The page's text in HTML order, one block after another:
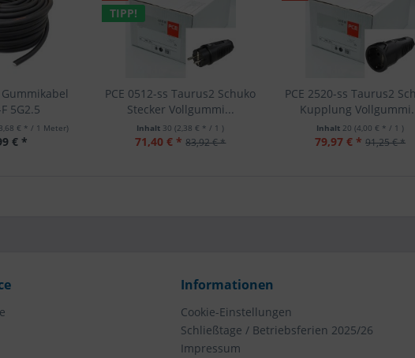
5G2.5
€ * / 1 Meter)
€ *
TIPP!
PCE 0512-ss Taurus2 Schuko
Stecker Vollgummi...
Inhalt 30(2,38 € * / 1 )
71,40 € * 83,92 € *
PCE 2520-ss Taurus2
Kupplung
Inhalt 20(4,00 € * / 1 )
79,97 € * 91,25 € *
Informationen
Cookie-Einstellungen
Schließtage / Betriebsferien 2025/26
Impressum